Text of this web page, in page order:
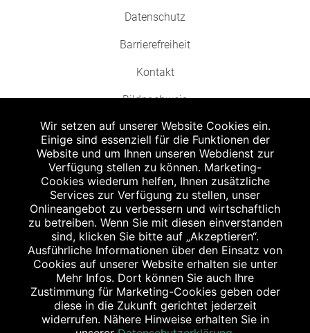
Datenschutz
Barrierefreiheit
Kontakt
Bildnachweis
Abgabe in haushaltsüblichen Mengen, solange der Vorrat reicht. Für Druck-
und Satzfehler keine Haftung.
Zu Risiken und Nebenwirkungen lesen Sie die Packungsbeilage und fragen
Sie Ihren Arzt oder Apotheker.
Angabe nach der deutschen Arzneimitteltaxe Apothekenerstattungspreis
(AEP). Der AEP ist keine unverbindliche Preisempfehlung der Hersteller. Der
AEP ist ein von den Apotheken in Ansatz gebrachter Preis für rezeptfreie
Arzneimittel. Er entspricht in der Höhe dem für Apotheken verbindlichen
Abgabepreis, zu dem eine Apotheke in bestimmten Fällen (z.B. bei Kindern
unter 12 Jahren) das Produkt mit der gesetzlichen Krankenversicherung
abrechnet. Der AEP ist der allgemeine Erstattungspreis im Falle einer
Kostenübernahme durch die gesetzlichen Krankenkassen, vor Abzug eines
Zwangsrabattes (zur Zeit 5%) nach §130 Abs. 1 SGB V.
Wir setzen auf unserer Website Cookies ein.
Einige sind essenziell für die Funktionen der
Website und um Ihnen unseren Webdienst zur
Verfügung stellen zu können. Marketing-
Cookies wiederum helfen, Ihnen zusätzliche
Services zur Verfügung zu stellen, unser
Onlineangebot zu verbessern und wirtschaftlich
zu betreiben. Wenn Sie mit diesen einverstanden
sind, klicken Sie bitte auf „Akzeptieren“.
Ausführliche Informationen über den Einsatz von
Cookies auf unserer Website erhalten sie unter
Mehr Infos. Dort können Sie auch Ihre
Zustimmung für Marketing-Cookies geben oder
diese in die Zukunft gerichtet jederzeit
widerrufen. Nähere Hinweise erhalten Sie in